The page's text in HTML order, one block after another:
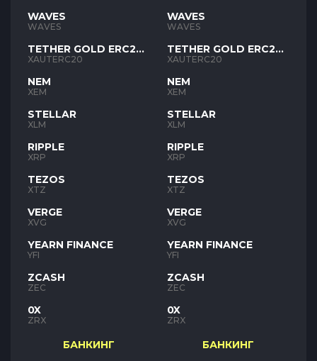
WAVES
WAVES
TETHER GOLD ERC20
XAUT
XAUTERC20
NEM
XEM
STELLAR
XLM
RIPPLE
XRP
TEZOS
XTZ
VERGE
XVG
YEARN FINANCE
YFI
ZCASH
ZEC
0X
ZRX
БАНКИНГ
WAVES
WAVES
TETHER GOLD ERC20
XAUT
XAUTERC20
NEM
XEM
STELLAR
XLM
RIPPLE
XRP
TEZOS
XTZ
VERGE
XVG
YEARN FINANCE
YFI
ZCASH
ZEC
0X
ZRX
БАНКИНГ